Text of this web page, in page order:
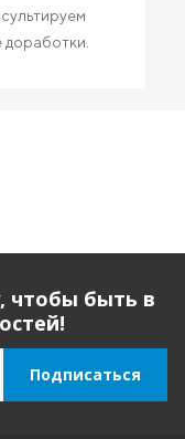
доработки.
чтобы быть в